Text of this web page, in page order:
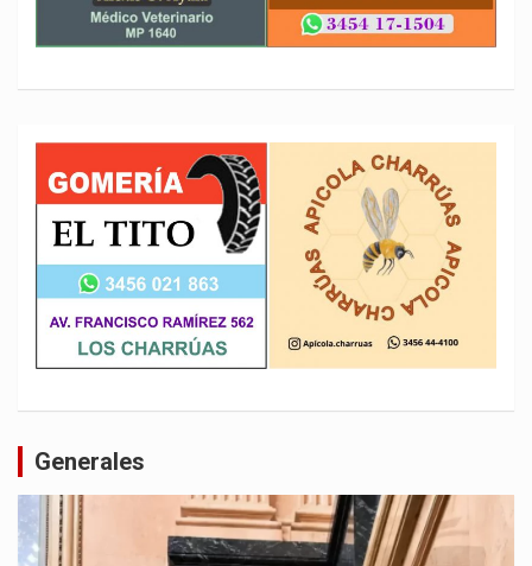
Generales